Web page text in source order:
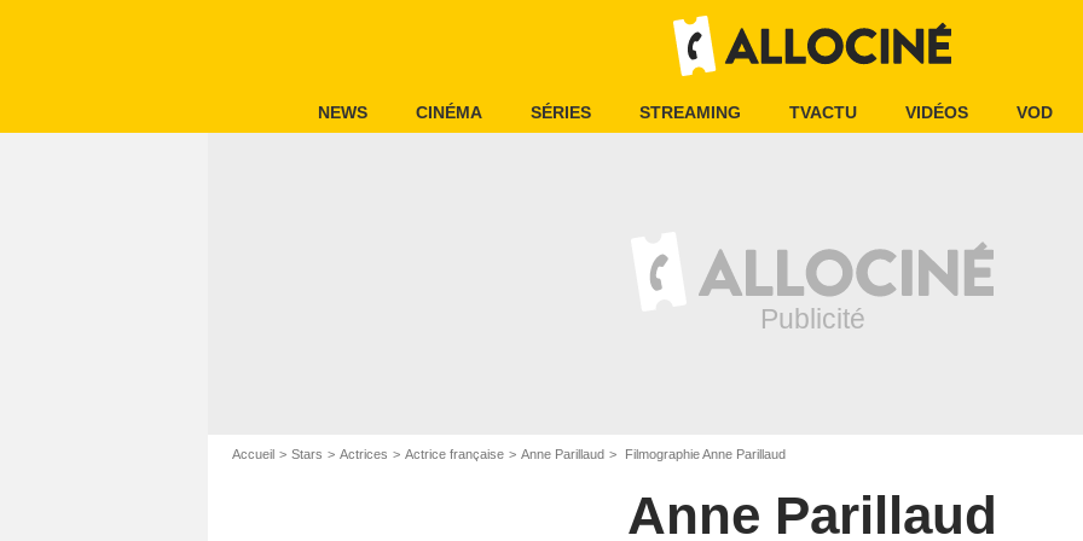
NEWS CINÉMA SÉRIES STREAMING TVACTU VIDÉOS VOD
Accueil Stars Actrices Actrice française Anne Parillaud Filmographie Anne Parillaud
Anne Parillaud